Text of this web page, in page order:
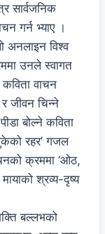
सार्वजनिक
गर्न भ्याए ।
अनलाइन विश्व
उनले स्वागत
वाचन
जीवन चिन्ने
बोल्ने कविता
रहर’ गजल
क्रममा ‘ओठ,
श्रव्य-दृष्य
बल्लभको